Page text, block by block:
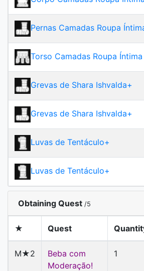
Pernas Camadas Roupa
Torso Camadas Roupa Íntima
Grevas de Shara Ishvalda+
Grevas de Shara Ishvalda+
Luvas de Tentáculo+
Luvas de Tentáculo+
Obtaining Quest /5
★ Quest
M★2
Beba com
Moderação!
1